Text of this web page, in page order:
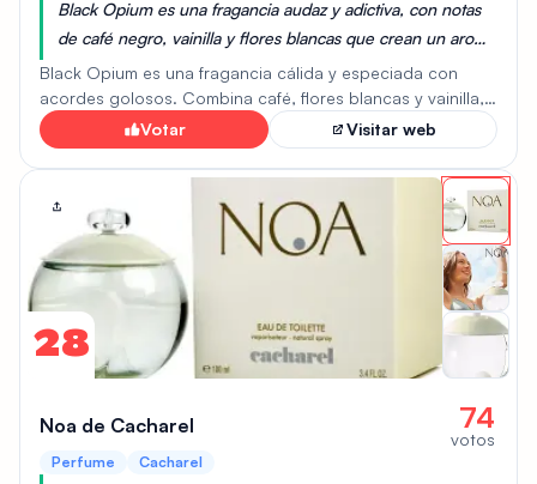
Black Opium es una fragancia audaz y adictiva, con notas
de café negro, vainilla y flores blancas que crean un aroma
dulce y embriagador, ideal para una mujer que busca un
perfume que deje una impresión duradera y seductora.
Black Opium es una fragancia cálida y especiada con
acordes golosos. Combina café, flores blancas y vainilla,
creando un aroma dulce y acogedor con un matiz
amargo. La fragancia se abre con una mezcla de pera,
pimienta rosa y flor de azahar. El corazón revela café y
jazmín, combinados con almendra amarga y regaliz. El
fondo se compone de vainilla, pachulí y madera de
cachemira, que aporta calidez y profundidad. Es un Eau
de Parfum de larga duración, diseñado para mujeres
seguras y audaces.
Votar Visitar web
28
Noa de Cacharel 74
votos
Perfume Cacharel